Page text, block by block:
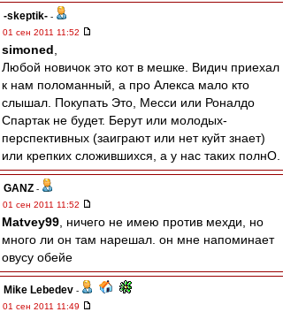
-skeptik- -
01 сен 2011 11:52
simoned
Любой новичок это кот в мешке. Видич приехал
к нам поломанный, а про Алекса мало кто
слышал. Покупать Это, Месси или Роналдо
Спартак не будет. Берут или молодых-
перспективных (заиграют или нет куйт знает)
или крепких сложившихся, а у нас таких полнО.
GANZ -
01 сен 2011 11:52
Matvey99 , ничего не имею против мехди, но
много ли он там нарешал. он мне напоминает
овусу обейе
Mike Lebedev -
01 сен 2011 11:49